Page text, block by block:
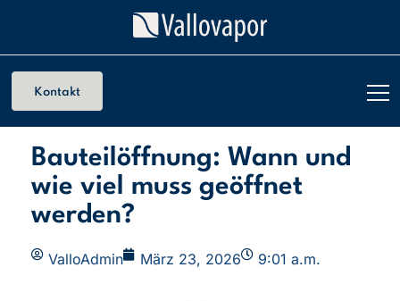
Kontakt
Bauteilöffnung: Wann und
wie viel muss geöffnet
werden?
ValloAdmin März 23, 2026 9:01 a.m.